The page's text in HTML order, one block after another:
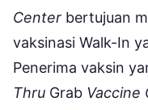
Center bertujuan
vaksinasi Walk-In
Penerima vaksin
Thru Grab Vaccine